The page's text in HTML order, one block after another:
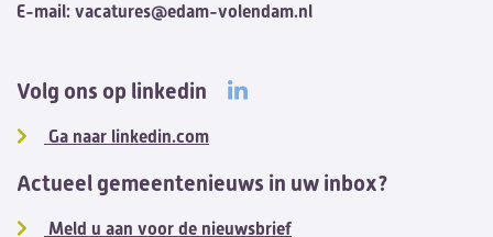
E-mail: vacatures@edam-volendam.nl
Volg ons op linkedin
Ga naar linkedin.com
Actueel gemeentenieuws in uw inbox?
Meld u aan voor de nieuwsbrief